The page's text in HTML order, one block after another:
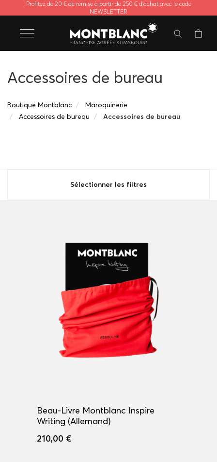
Profitez de 20 € de remise à partir de 250 € d'achat avec le code
NEWSLETTER
Accessoires de bureau
Boutique Montblanc
Maroquinerie
Accessoires de bureau
Accessoires de bureau
Sélectionner les filtres
Beau-Livre Montblanc Inspire
Writing (Allemand)
210,00 €